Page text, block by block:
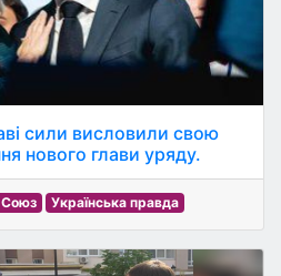
сили висловили свою
нового глави уряду.
Союз Українська правда